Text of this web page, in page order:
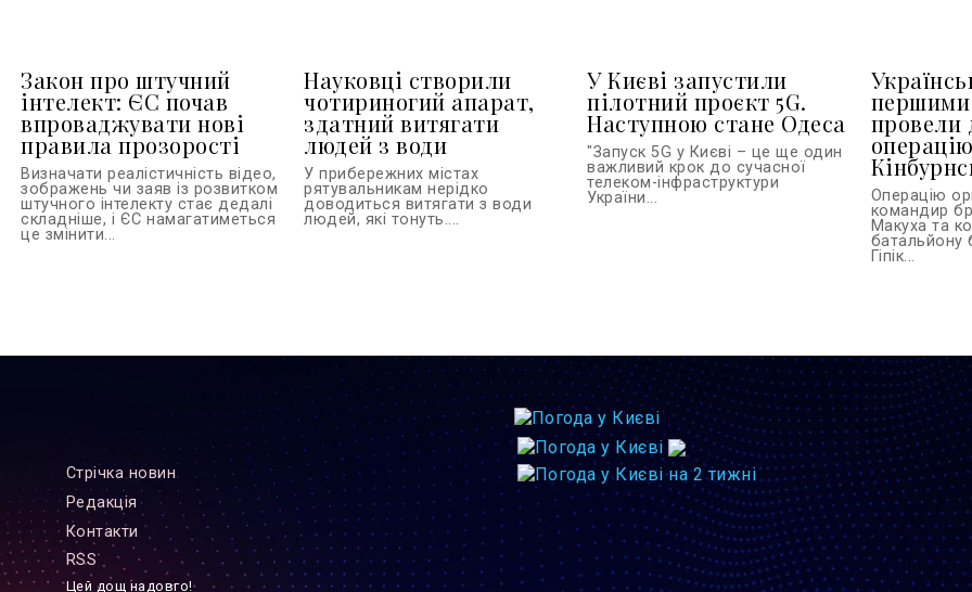
Закон про штучний
інтелект: ЄС почав
впроваджувати нові
правила прозорості
Визначати реалістичність відео,
зображень чи заяв із розвитком
штучного інтелекту стає дедалі
складніше, і ЄС намагатиметься
це змінити...
Науковці створили
чотириногий апарат,
здатний витягати
людей з води
У прибережних містах
рятувальникам нерідко
доводиться витягати з води
людей, які тонуть....
У Києві запустили
пілотний проєкт 5G.
Наступною стане Одеса
"Запуск 5G у Києві – це ще один
важливий крок до сучасної
телеком-інфраструктури
України...
першими
провели
Операцію
командир
Макуха та
батальйону
Гіпік...
Стрiчка новин
Редакцiя
Контакти
RSS
Цей дощ надовго!